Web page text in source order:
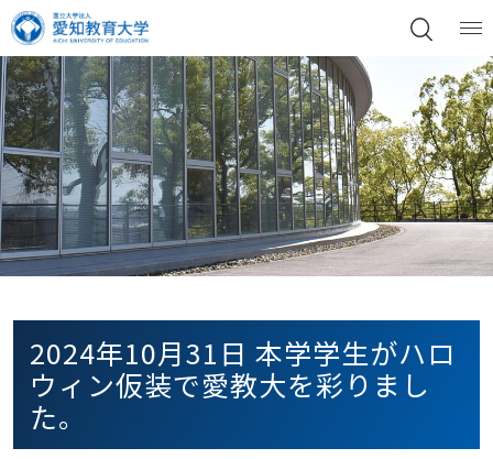
2024年10月31日 本学学生がハロ
ウィン仮装で愛教大を彩りまし
た。